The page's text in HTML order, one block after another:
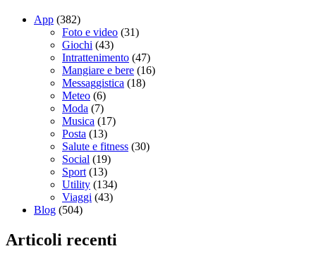
App (382)
Foto e video (31)
Giochi (43)
Intrattenimento (47)
Mangiare e bere (16)
Messaggistica (18)
Meteo (6)
Moda (7)
Musica (17)
Posta (13)
Salute e fitness (30)
Social (19)
Sport (13)
Utility (134)
Viaggi (43)
Blog (504)
Articoli recenti